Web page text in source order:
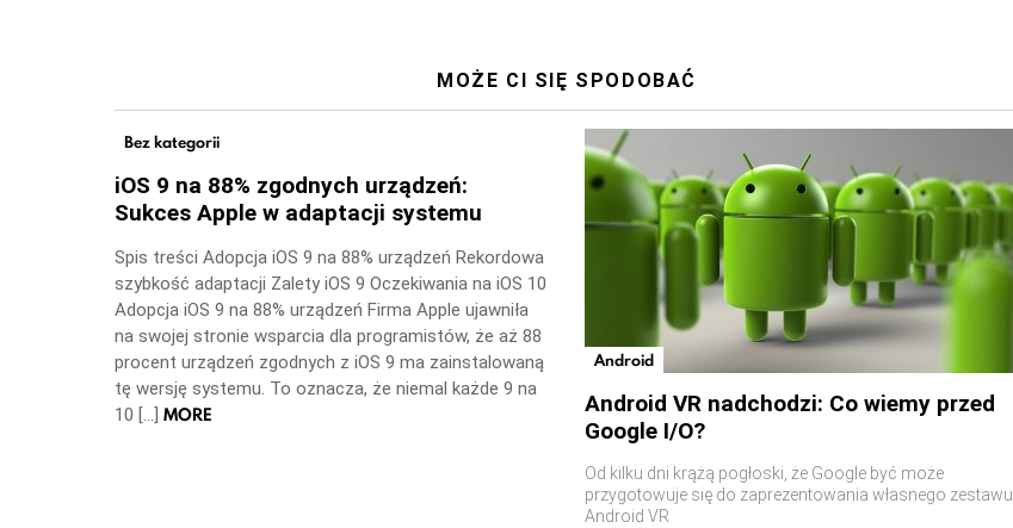
MOŻE CI SIĘ SPODOBAĆ
Bez kategorii
iOS 9 na 88% zgodnych urządzeń:
Sukces Apple w adaptacji systemu
Spis treści Adopcja iOS 9 na 88% urządzeń Rekordowa
szybkość adaptacji Zalety iOS 9 Oczekiwania na iOS 10
Adopcja iOS 9 na 88% urządzeń Firma Apple ujawniła
na swojej stronie wsparcia dla programistów, że aż 88
procent urządzeń zgodnych z iOS 9 ma zainstalowaną
tę wersję systemu. To oznacza, że niemal każde 9 na
10 […] MORE
Android
Android VR nadchodzi: Co wiemy przed
Google I/O?
Od kilku dni krążą pogłoski, że Google być może
przygotowuje się do zaprezentowania własnego zestawu
Android VR